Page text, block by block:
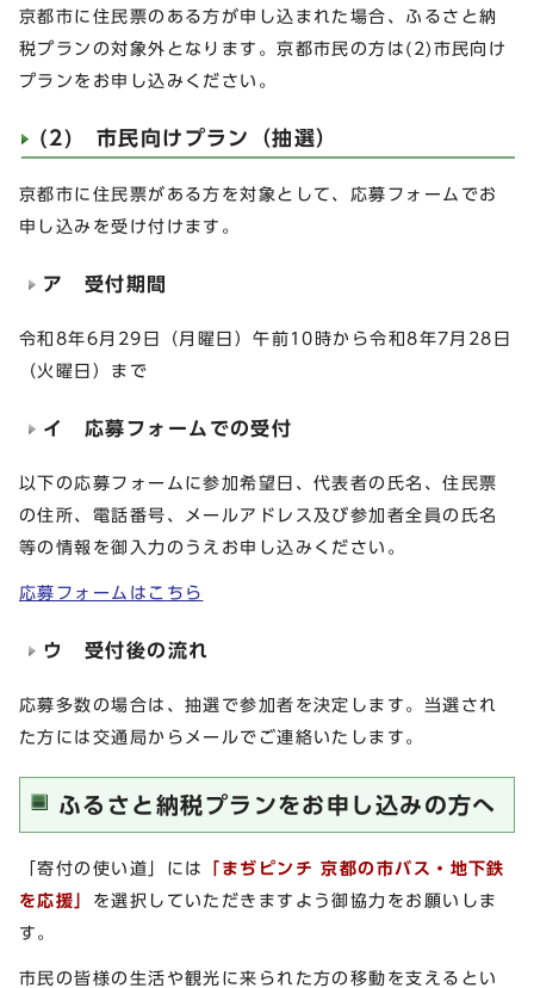
京都市に住民票のある方が申し込まれた場合、ふるさと納
税プランの対象外となります。京都市民の方は(2)市民向け
プランをお申し込みください。
(2) 市民向けプラン（抽選）
京都市に住民票がある方を対象として、応募フォームでお
申し込みを受け付けます。
ア 受付期間
令和8年6月29日（月曜日）午前10時から令和8年7月28日
（火曜日）まで
イ 応募フォームでの受付
以下の応募フォームに参加希望日、代表者の氏名、住民票
の住所、電話番号、メールアドレス及び参加者全員の氏名
等の情報を御入力のうえお申し込みください。
応募フォームはこちら
ウ 受付後の流れ
応募多数の場合は、抽選で参加者を決定します。当選され
た方には交通局からメールでご連絡いたします。
ふるさと納税プランをお申し込みの方へ
「寄付の使い道」には
「まぢピンチ 京都の市バス・地下鉄
を応援」 を選択していただきますよう御協力をお願いしま
す。
市民の皆様の生活や観光に来られた方の移動を支えるとい